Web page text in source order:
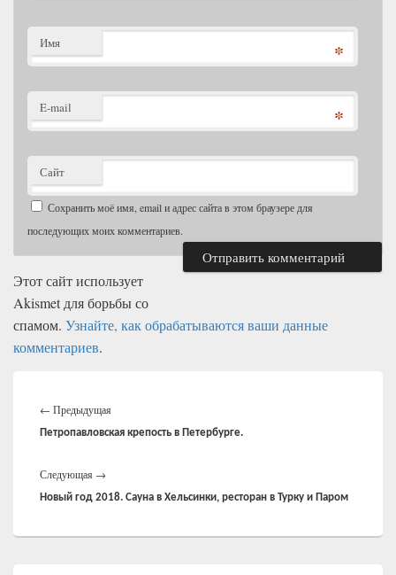
Имя *
E-mail *
Сайт
Сохранить моё имя, email и адрес сайта в этом браузере для
последующих моих комментариев.
Этот сайт использует
Akismet для борьбы со
спамом. Узнайте, как обрабатываются ваши данные
комментариев.
по
записям
← Предыдущая
запись:
Петропавловская крепость в Петербурге.
Следующая →
запись:
Новый год 2018. Сауна в Хельсинки, ресторан в Турку и Паром